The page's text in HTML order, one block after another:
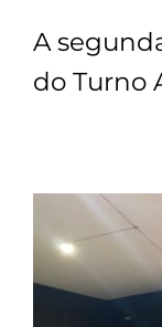
Informações
Ocorrências
Contactos
A
do Turno